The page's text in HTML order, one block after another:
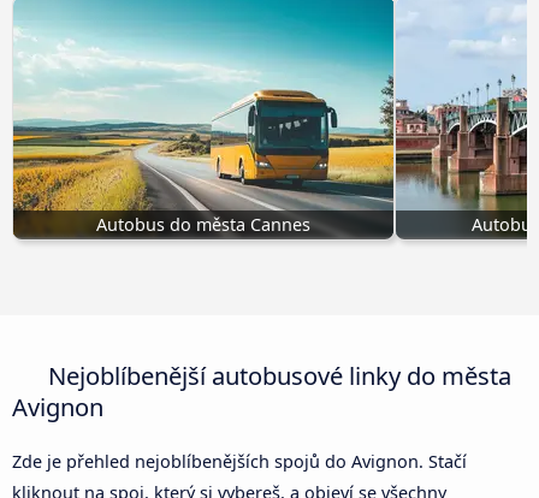
Autobus do města Cannes
Nejoblíbenější autobusové linky do města
Avignon
Zde je přehled nejoblíbenějších spojů do Avignon. Stačí
kliknout na spoj, který si vybereš, a objeví se všechny